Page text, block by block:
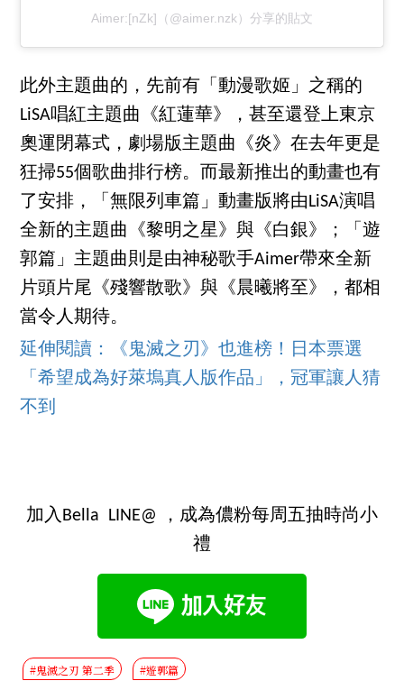
Aimer:[nZk]（@aimer.nzk）分享的貼文
此外主題曲的，先前有「動漫歌姬」之稱的
LiSA唱紅主題曲《紅蓮華》，甚至還登上東京
奧運閉幕式，劇場版主題曲《炎》在去年更是
狂掃55個歌曲排行榜。而最新推出的動畫也有
了安排，「無限列車篇」動畫版將由LiSA演唱
全新的主題曲《黎明之星》與《白銀》；「遊
郭篇」主題曲則是由神秘歌手Aimer帶來全新
片頭片尾《殘響散歌》與《晨曦將至》，都相
當令人期待。
延伸閱讀：《鬼滅之刃》也進榜！日本票選
「希望成為好萊塢真人版作品」，冠軍讓人猜
不到
加入Bella LINE@ ，成為儂粉每周五抽時尚小
禮
#鬼滅之刃 第二季 #遊郭篇